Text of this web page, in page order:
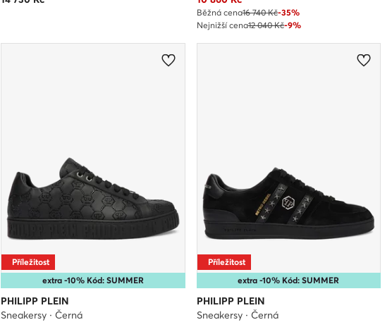
Běžná cena16 740 Kč-35%
Nejnižší cena12 040 Kč-9%
extra -10% Kód: SUMMER
Příležitost
PHILIPP PLEIN
Sneakersy · Černá
extra -10% Kód: SUMMER
Příležitost
PHILIPP PLEIN
Sneakersy · Černá